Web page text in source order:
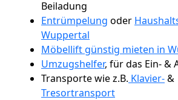
Beiladung
Entrümpelung oder
Wuppertal
Möbellift günstig mieten in
Umzugshelfer, für das Ein- &
Transporte wie z.B. Klavier-&
Tresortransport